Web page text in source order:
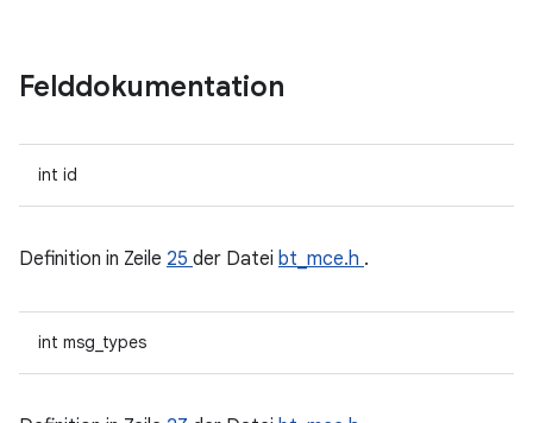
Felddokumentation
int id
Definition in Zeile 25 der Datei bt_mce.h .
int msg_types